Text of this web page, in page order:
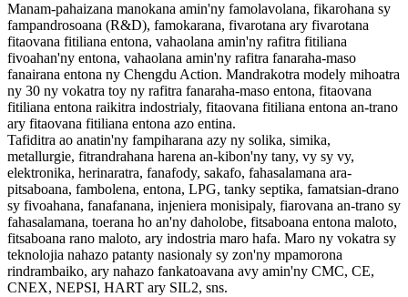
Manam-pahaizana manokana amin'ny famolavolana, fikarohana sy
fampandrosoana (R&D), famokarana, fivarotana ary fivarotana
fitaovana fitiliana entona, vahaolana amin'ny rafitra fitiliana
fivoahan'ny entona, vahaolana amin'ny rafitra fanaraha-maso
fanairana entona ny Chengdu Action. Mandrakotra modely mihoatra
ny 30 ny vokatra toy ny rafitra fanaraha-maso entona, fitaovana
fitiliana entona raikitra indostrialy, fitaovana fitiliana entona an-trano
ary fitaovana fitiliana entona azo entina.
Tafiditra ao anatin'ny fampiharana azy ny solika, simika,
metallurgie, fitrandrahana harena an-kibon'ny tany, vy sy vy,
elektronika, herinaratra, fanafody, sakafo, fahasalamana ara-
pitsaboana, fambolena, entona, LPG, tanky septika, famatsian-drano
sy fivoahana, fanafanana, injeniera monisipaly, fiarovana an-trano sy
fahasalamana, toerana ho an'ny daholobe, fitsaboana entona maloto,
fitsaboana rano maloto, ary indostria maro hafa. Maro ny vokatra sy
teknolojia nahazo patanty nasionaly sy zon'ny mpamorona
rindrambaiko, ary nahazo fankatoavana avy amin'ny CMC, CE,
CNEX, NEPSI, HART ary SIL2, sns.